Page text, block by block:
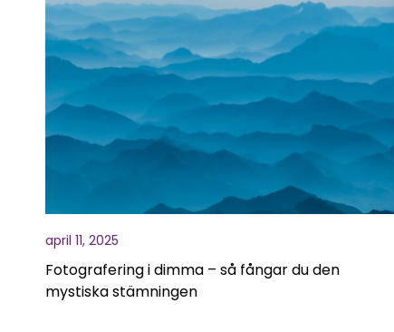
april 11, 2025
Fotografering i dimma – så fångar du den
mystiska stämningen